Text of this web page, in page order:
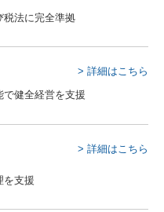
> 詳細はこちら
> 詳細はこちら